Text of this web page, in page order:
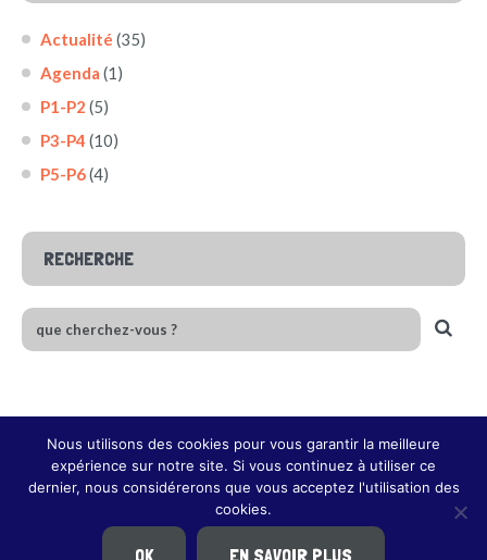
Actualité (35)
Agenda (1)
P1-P2 (5)
P3-P4 (10)
P5-P6(4)
RECHERCHE
BLOGS DE CLASSES
CENTRE PMS
CONTACT MENTIONS LÉGALES
Nous utilisons des cookies pour vous garantir la meilleure
expérience sur notre site. Si vous continuez à utiliser ce
dernier, nous considérerons que vous acceptez l'utilisation des
cookies.
OK EN SAVOIR PLUS